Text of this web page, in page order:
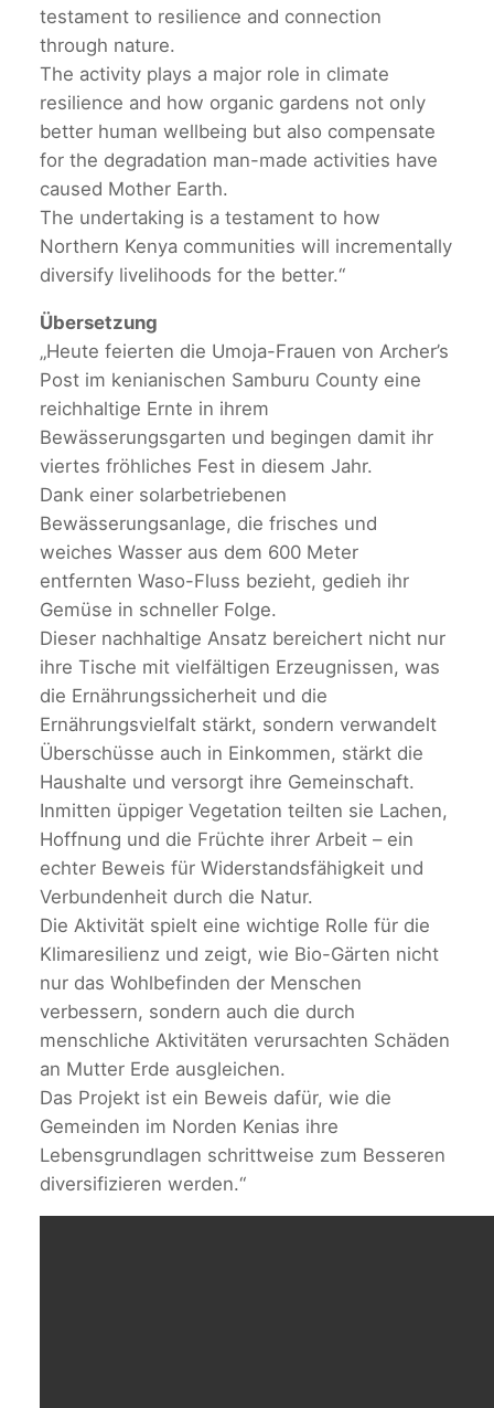
testament to resilience and connection
through nature.
The activity plays a major role in climate
resilience and how organic gardens not only
better human wellbeing but also compensate
for the degradation man-made activities have
caused Mother Earth.
The undertaking is a testament to how
Northern Kenya communities will incrementally
diversify livelihoods for the better.“
Übersetzung
„Heute feierten die Umoja-Frauen von Archer’s
Post im kenianischen Samburu County eine
reichhaltige Ernte in ihrem
Bewässerungsgarten und begingen damit ihr
viertes fröhliches Fest in diesem Jahr.
Dank einer solarbetriebenen
Bewässerungsanlage, die frisches und
weiches Wasser aus dem 600 Meter
entfernten Waso-Fluss bezieht, gedieh ihr
Gemüse in schneller Folge.
Dieser nachhaltige Ansatz bereichert nicht nur
ihre Tische mit vielfältigen Erzeugnissen, was
die Ernährungssicherheit und die
Ernährungsvielfalt stärkt, sondern verwandelt
Überschüsse auch in Einkommen, stärkt die
Haushalte und versorgt ihre Gemeinschaft.
Inmitten üppiger Vegetation teilten sie Lachen,
Hoffnung und die Früchte ihrer Arbeit – ein
echter Beweis für Widerstandsfähigkeit und
Verbundenheit durch die Natur.
Die Aktivität spielt eine wichtige Rolle für die
Klimaresilienz und zeigt, wie Bio-Gärten nicht
nur das Wohlbefinden der Menschen
verbessern, sondern auch die durch
menschliche Aktivitäten verursachten Schäden
an Mutter Erde ausgleichen.
Das Projekt ist ein Beweis dafür, wie die
Gemeinden im Norden Kenias ihre
Lebensgrundlagen schrittweise zum Besseren
diversifizieren werden.“